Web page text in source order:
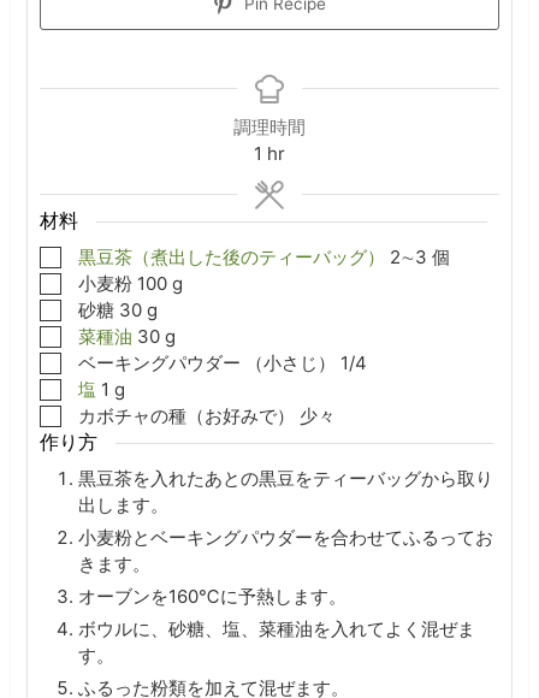
調理時間
1 hour
hr
材料
▢
黒豆茶（煮出した後のティーバッグ） 2∼3 個
▢
小麦粉 100 g
▢
砂糖 30 g
▢
菜種油 30 g
▢
ベーキングパウダー （小さじ）
1/4
▢
塩 1 g
▢
カボチャの種（お好みで） 少々
作り方
黒豆茶を入れたあとの黒豆をティーバッグから取り
出します。
小麦粉とベーキングパウダーを合わせてふるってお
きます。
オーブンを160℃に予熱します。
ボウルに、砂糖、塩、菜種油を入れてよく混ぜま
す。
ふるった粉類を加えて混ぜます。